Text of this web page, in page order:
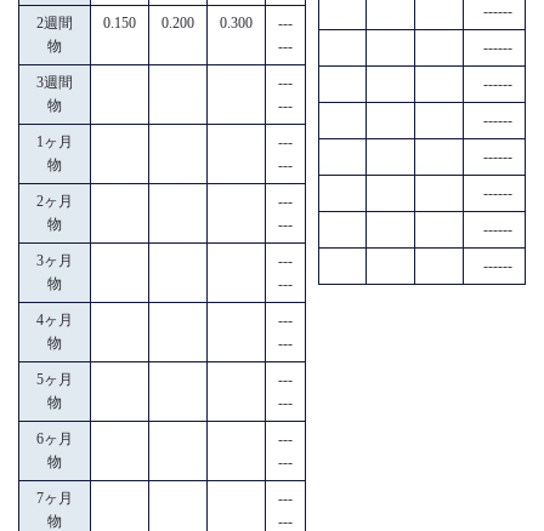
2週間
物
0.150 0.200 0.300
---
---
3週間
物
---
---
1ヶ月
物
---
---
2ヶ月
物
---
---
3ヶ月
物
---
---
4ヶ月
物
---
---
5ヶ月
物
---
---
6ヶ月
物
---
---
7ヶ月
物
---
---
------
------
------
------
------
------
------
------